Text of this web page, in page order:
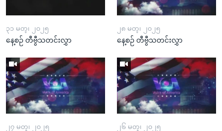
၃၁ မတ္၊ ၂၀၂၅
နေ့စဉ် တီဗွီသတင်းလွှာ
၂၈ မတ္၊ ၂၀၂၅
နေ့စဉ် တီဗွီသတင်းလွှာ
၂၇ မတ္၊ ၂၀၂၅ ၂၆ မတ္၊ ၂၀၂၅